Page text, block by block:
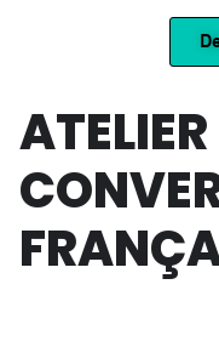
ATELIER